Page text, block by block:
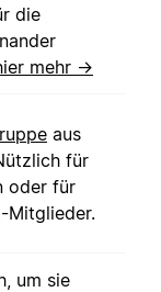
die
mehr →
aus
für
oder für
Mitglieder.
um sie